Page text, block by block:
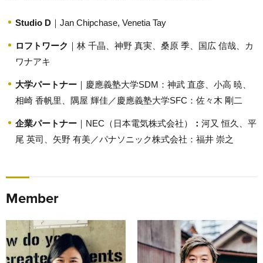
Studio D ｜Jan Chipchase, Venetia Tay
ロフトワーク ｜林 千晶、神野 真実、桑原 季、国広 信哉、カ
ワナアキ
大学パートナー ｜慶應義塾大学SDM：神武 直彦、小高 暁、
相崎 香帆里、隅屋 輝佳／慶應義塾大学SFC：佐々木 剛二
企業パートナー ｜NEC（日本電気株式会社） ： 河又 恒久、平
尾 英司、矢野 有美／パナソニック株式会社：福井 崇之
Member